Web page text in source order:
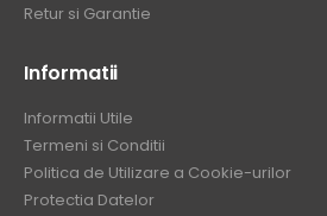
Retur si Garantie
Informatii
Informatii Utile
Termeni si Conditii
Politica de Utilizare a Cookie-urilor
Protectia Datelor